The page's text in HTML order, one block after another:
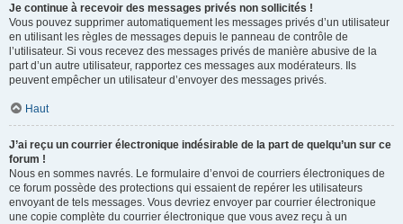
Je continue à recevoir des messages privés non sollicités !
Vous pouvez supprimer automatiquement les messages privés d’un utilisateur
en utilisant les règles de messages depuis le panneau de contrôle de
l’utilisateur. Si vous recevez des messages privés de manière abusive de la
part d’un autre utilisateur, rapportez ces messages aux modérateurs. Ils
peuvent empêcher un utilisateur d’envoyer des messages privés.
Haut
J’ai reçu un courrier électronique indésirable de la part de quelqu’un sur ce
forum !
Nous en sommes navrés. Le formulaire d’envoi de courriers électroniques de
ce forum possède des protections qui essaient de repérer les utilisateurs
envoyant de tels messages. Vous devriez envoyer par courrier électronique
une copie complète du courrier électronique que vous avez reçu à un